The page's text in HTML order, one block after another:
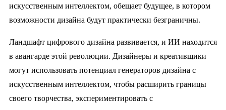
искусственным интеллектом, обещает будущее, в котором
возможности дизайна будут практически безграничны.
Ландшафт цифрового дизайна развивается, и ИИ находится
в авангарде этой революции. Дизайнеры и креативщики
могут использовать потенциал генераторов дизайна с
искусственным интеллектом, чтобы расширить границы
своего творчества, экспериментировать с